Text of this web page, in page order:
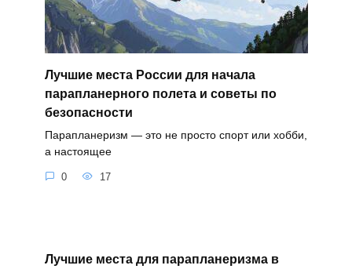
Лучшие места России для начала
парапланерного полета и советы по
безопасности
Парапланеризм — это не просто спорт или хобби,
а настоящее
0 17
Лучшие места для парапланеризма в